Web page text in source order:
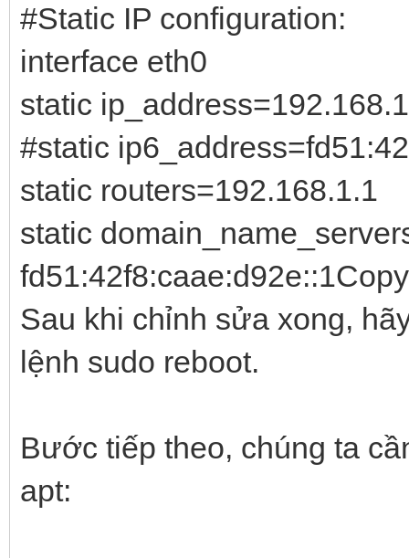
#Static IP configuration:
interface eth0
static
#static
static routers=192.168.1.1
static
fd51:42f8:caae:d92e::1Copy
Sau khi chỉnh sửa xong,
lệnh sudo reboot.
Bước tiếp theo, chúng ta
apt: